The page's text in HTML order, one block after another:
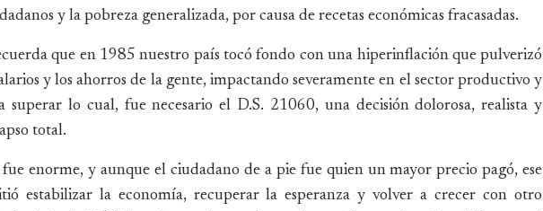
y la pobreza generalizada, por causa de recetas económicas fracasadas.
que en 1985 nuestro país tocó fondo con una hiperinflación que pulverizó
y los ahorros de la gente, impactando severamente en el sector productivo y
superar lo cual, fue necesario el D.S. 21060, una decisión dolorosa, realista y
total.
enorme, y aunque el ciudadano de a pie fue quien un mayor precio pagó, ese
estabilizar la economía, recuperar la esperanza y volver a crecer con otro